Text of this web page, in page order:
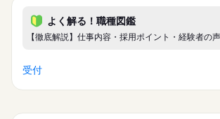
よく解る！職種図鑑
【徹底解説】仕事内容・採用ポイント・経験者の声
受付